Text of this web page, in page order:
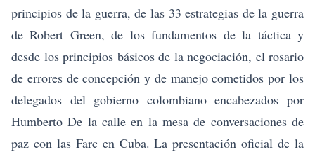
principios de la guerra, de las 33 estrategias de la guerra
de Robert Green, de los fundamentos de la táctica y
desde los principios básicos de la negociación, el rosario
de errores de concepción y de manejo cometidos por los
delegados del gobierno colombiano encabezados por
Humberto De la calle en la mesa de conversaciones de
paz con las Farc en Cuba. La presentación oficial de la